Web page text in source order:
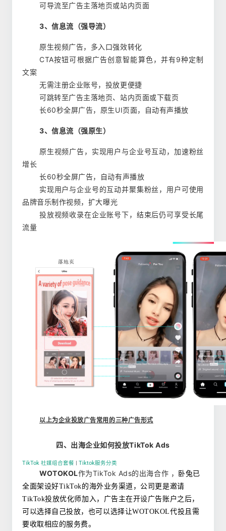
可导流至广告主落地页或站内页面
3、信息流（强导流）
原生视频广告，多入口强效转化
CTA按钮可根据广告创意智能算色，并有9种定制
文案
无需注册企业账号，投放更便捷
可跳转至广告主落地页、站内页面或下载页
长60秒全屏广告，原生UI页面，自动有声播放
3、信息流（强原生）
原生视频广告，实现用户与企业号互动，加速粉丝
增长
长60秒全屏广告，自动有声播放
实现用户与企业号的互动并聚集粉丝，用户可使用
品牌音乐制作视频，扩大曝光
投放视频收录在企业账号下，结束后仍可享受长尾
流量
以上为企业投放广告常用的三种广告形式
四、出海企业如何投放TikTok Ads
TikTok 社媒组合套餐 | Tiktok服务分类
WOTOKOL作为TikTok Ads的出海合作 ，
卧兔已
全面架设好TikTok的海外业务渠道，公司更是邀请
TikTok投放优化师加入，广告主在开设广告账户之后，
可以选择自己投放，也可以选择让WOTOKOL代投且需
要收取相应的服务费。